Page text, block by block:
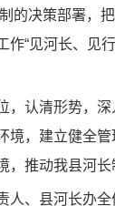
决策部署，
“见河长、见
认清形势，深
，建立健全
推动我县河长
、县河长办全